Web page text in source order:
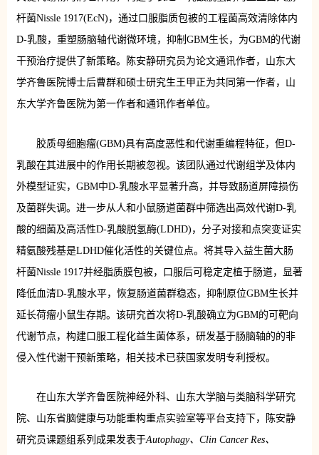
杆菌Nissle 1917(EcN)，通过口服脂质包被的工程菌高效清除体内
D-乳酸，重塑肠脑轴代谢微环境，抑制GBM生长，为GBM的代谢
干预治疗提供了新策略。陈安静研究员为论文通讯作者，山东大
学齐鲁医院博士后曹群和硕士研究生王甲正为共同第一作者，山
东大学齐鲁医院为第一作者和通讯作者单位。
胶质母细胞瘤(GBM)具有高度恶性和代谢重编程特征，但D-
乳酸在其进展中的作用长期被忽视。该团队通过代谢组学及体内
外模型证实，GBM中D-乳酸水平显著升高，并导致肠道屏障损伤
及菌群失调。进一步从人和小鼠肠道菌群中筛选出高效代谢D-乳
酸的细菌及高活性D-乳酸脱氢酶(LDHD)，分子对接和点突变证实
精氨酸残基是LDHD催化活性的关键位点。将其导入益生菌大肠
杆菌Nissle 1917并经脂质膜包被，口服后可稳定定植于肠道，显著
降低血清D-乳酸水平，恢复肠道菌群稳态，抑制原位GBM生长并
延长荷瘤小鼠生存期。该研究首次将D-乳酸确立为GBM的可靶向
代谢节点，构建口服工程化益生菌体系，研发基于肠脑轴的的非
侵入性代谢干预新策略，相关技术已获国家发明专利授权。
在山东大学齐鲁医院神经外科、山东大学脑与类脑科学研究
院、山东省脑健康与功能重构重点实验室等平台支持下，陈安静
研究员课题组系列成果发表于Autophagy、Clin Cancer Res、